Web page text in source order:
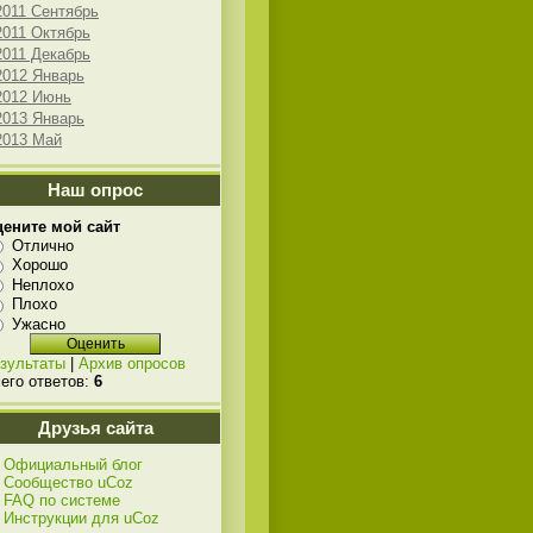
Сентябрь
Октябрь
Декабрь
Январь
Июнь
Январь
Май
Наш опрос
мой сайт
Отлично
Хорошо
Неплохо
Плохо
Ужасно
Архив опросов
ответов: 6
Друзья сайта
Официальный блог
Сообщество uCoz
FAQ по системе
Инструкции для uCoz